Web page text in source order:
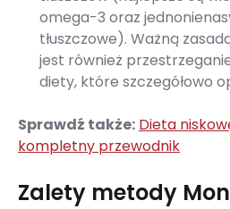
omega-3 oraz
tłuszczowe). Ważną
jest również
diety, które szczegółowo
Sprawdź także: Dieta
kompletny przewodnik
Zalety metody